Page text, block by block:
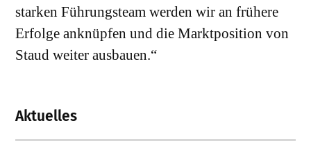
starken Führungsteam werden wir an frühere
Erfolge anknüpfen und die Marktposition von
Staud weiter ausbauen.“
Aktuelles